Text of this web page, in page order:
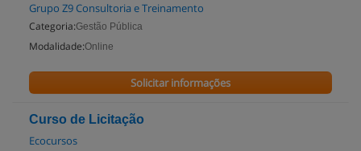
Grupo Z9 Consultoria e Treinamento
Categoria:Gestão Pública
Modalidade:Online
Solicitar informações
Curso de Licitação
Ecocursos